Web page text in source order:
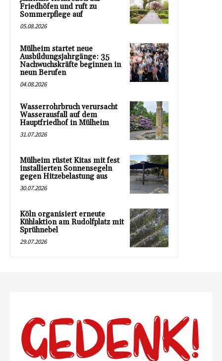
Friedhöfen und ruft zu
Sommerpflege auf
05.08.2026
Mülheim startet neue
Ausbildungsjahrgänge: 35
Nachwuchskräfte beginnen in
neun Berufen
04.08.2026
Wasserrohrbruch verursacht
Wasserausfall auf dem
Hauptfriedhof in Mülheim
31.07.2026
Mülheim rüstet Kitas mit fest
installierten Sonnensegeln
gegen Hitzebelastung aus
30.07.2026
Köln organisiert erneute
Kühlaktion am Rudolfplatz mit
Sprühnebel
29.07.2026